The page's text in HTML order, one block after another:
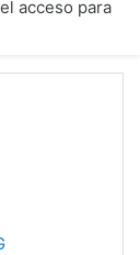
acceso para